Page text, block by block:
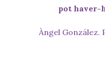
pot haver-
Àngel González.